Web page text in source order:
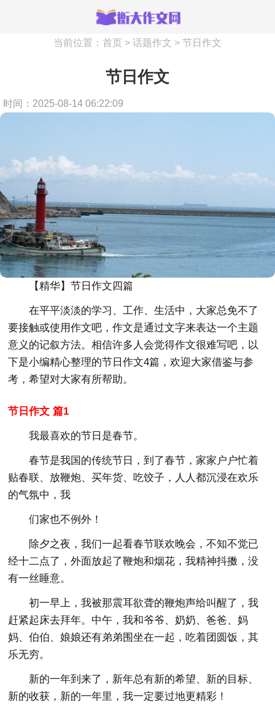
当前位置： 首页 > 话题作文 > 节日作文
节日作文
时间：2025-08-14 06:22:09
【精华】节日作文四篇
在平平淡淡的学习、工作、生活中，大家总免不了
要接触或使用作文吧，作文是通过文字来表达一个主题
意义的记叙方法。相信许多人会觉得作文很难写吧，以
下是小编精心整理的节日作文4篇，欢迎大家借鉴与参
考，希望对大家有所帮助。
节日作文 篇1
我最喜欢的节日是春节。
春节是我国的传统节日，到了春节，家家户户忙着
贴春联、放鞭炮、买年货、吃饺子，人人都沉浸在欢乐
的气氛中，我
们家也不例外！
除夕之夜，我们一起看春节联欢晚会，不知不觉已
经十二点了，外面放起了鞭炮和烟花，我精神抖擞，没
有一丝睡意。
初一早上，我被那震耳欲聋的鞭炮声给叫醒了，我
赶紧起床去拜年。中午，我和爷爷、奶奶、爸爸、妈
妈、伯伯、娘娘还有弟弟围坐在一起，吃着团圆饭，其
乐无穷。
新的一年到来了，新年总有新的希望、新的目标、
新的收获，新的一年里，我一定要过地更精彩！